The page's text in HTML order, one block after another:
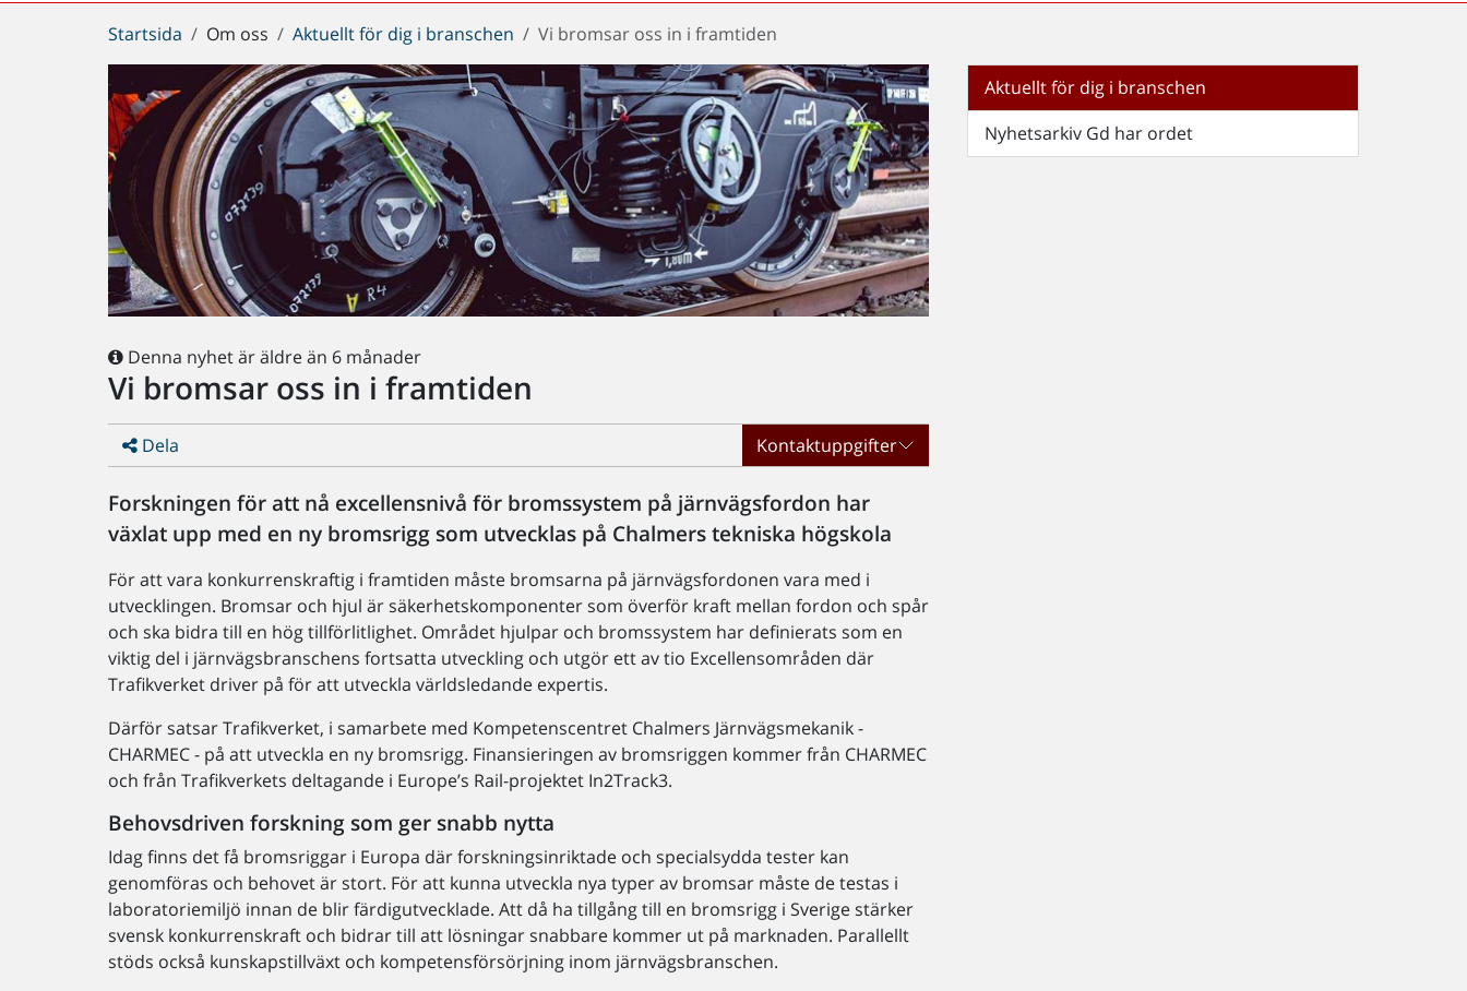
Du
är
här:
Startsida Om oss Aktuellt för dig i branschen Vi bromsar oss in i framtiden
Denna nyhet är äldre än 6 månader
Vi bromsar oss in i framtiden
Dela Kontaktuppgifter
Forskningen för att nå excellensnivå för bromssystem på järnvägsfordon har
växlat upp med en ny bromsrigg som utvecklas på Chalmers tekniska högskola
För att vara konkurrenskraftig i framtiden måste bromsarna på järnvägsfordonen vara med i
utvecklingen. Bromsar och hjul är säkerhetskomponenter som överför kraft mellan fordon och spår
och ska bidra till en hög tillförlitlighet. Området hjulpar och bromssystem har definierats som en
viktig del i järnvägsbranschens fortsatta utveckling och utgör ett av tio Excellensområden där
Trafikverket driver på för att utveckla världsledande expertis.
Därför satsar Trafikverket, i samarbete med Kompetenscentret Chalmers Järnvägsmekanik -
CHARMEC - på att utveckla en ny bromsrigg. Finansieringen av bromsriggen kommer från CHARMEC
och från Trafikverkets deltagande i Europe’s Rail-projektet In2Track3.
Behovsdriven forskning som ger snabb nytta
Idag finns det få bromsriggar i Europa där forskningsinriktade och specialsydda tester kan
genomföras och behovet är stort. För att kunna utveckla nya typer av bromsar måste de testas i
laboratoriemiljö innan de blir färdigutvecklade. Att då ha tillgång till en bromsrigg i Sverige stärker
svensk konkurrenskraft och bidrar till att lösningar snabbare kommer ut på marknaden. Parallellt
stöds också kunskapstillväxt och kompetensförsörjning inom järnvägsbranschen.
Aktuellt för dig i branschen
Nyhetsarkiv Gd har ordet